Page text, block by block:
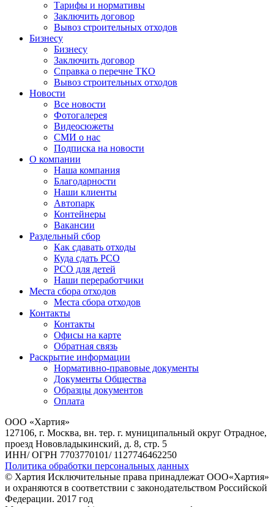
Тарифы и нормативы
Заключить договор
Вывоз строительных отходов
Бизнесу
Бизнесу
Заключить договор
Справка о перечне ТКО
Вывоз строительных отходов
Новости
Все новости
Фотогалерея
Видеосюжеты
СМИ о нас
Подписка на новости
О компании
Наша компания
Благодарности
Наши клиенты
Автопарк
Контейнеры
Вакансии
Раздельный сбор
Как сдавать отходы
Куда сдать РСО
РСО для детей
Наши переработчики
Места сбора отходов
Места сбора отходов
Контакты
Контакты
Офисы на карте
Обратная связь
Раскрытие информации
Нормативно-правовые документы
Документы Общества
Образцы документов
Оплата
ООО «Хартия»
127106, г. Москва, вн. тер. г. муниципальный округ Отрадное,
проезд Нововладыкинский, д. 8, стр. 5
ИНН/ ОГРН 7703770101/ 1127746462250
Политика обработки персональных данных
© Хартия Исключительные права принадлежат ООО«Хартия»
и охраняются в соответствии с законодательством Российской
Федерации. 2017 год